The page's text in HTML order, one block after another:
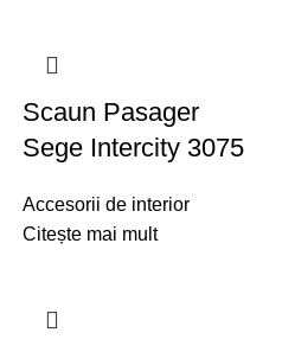
Scaun Pasager
Sege Intercity 3075
Accesorii de interior
Citește mai mult